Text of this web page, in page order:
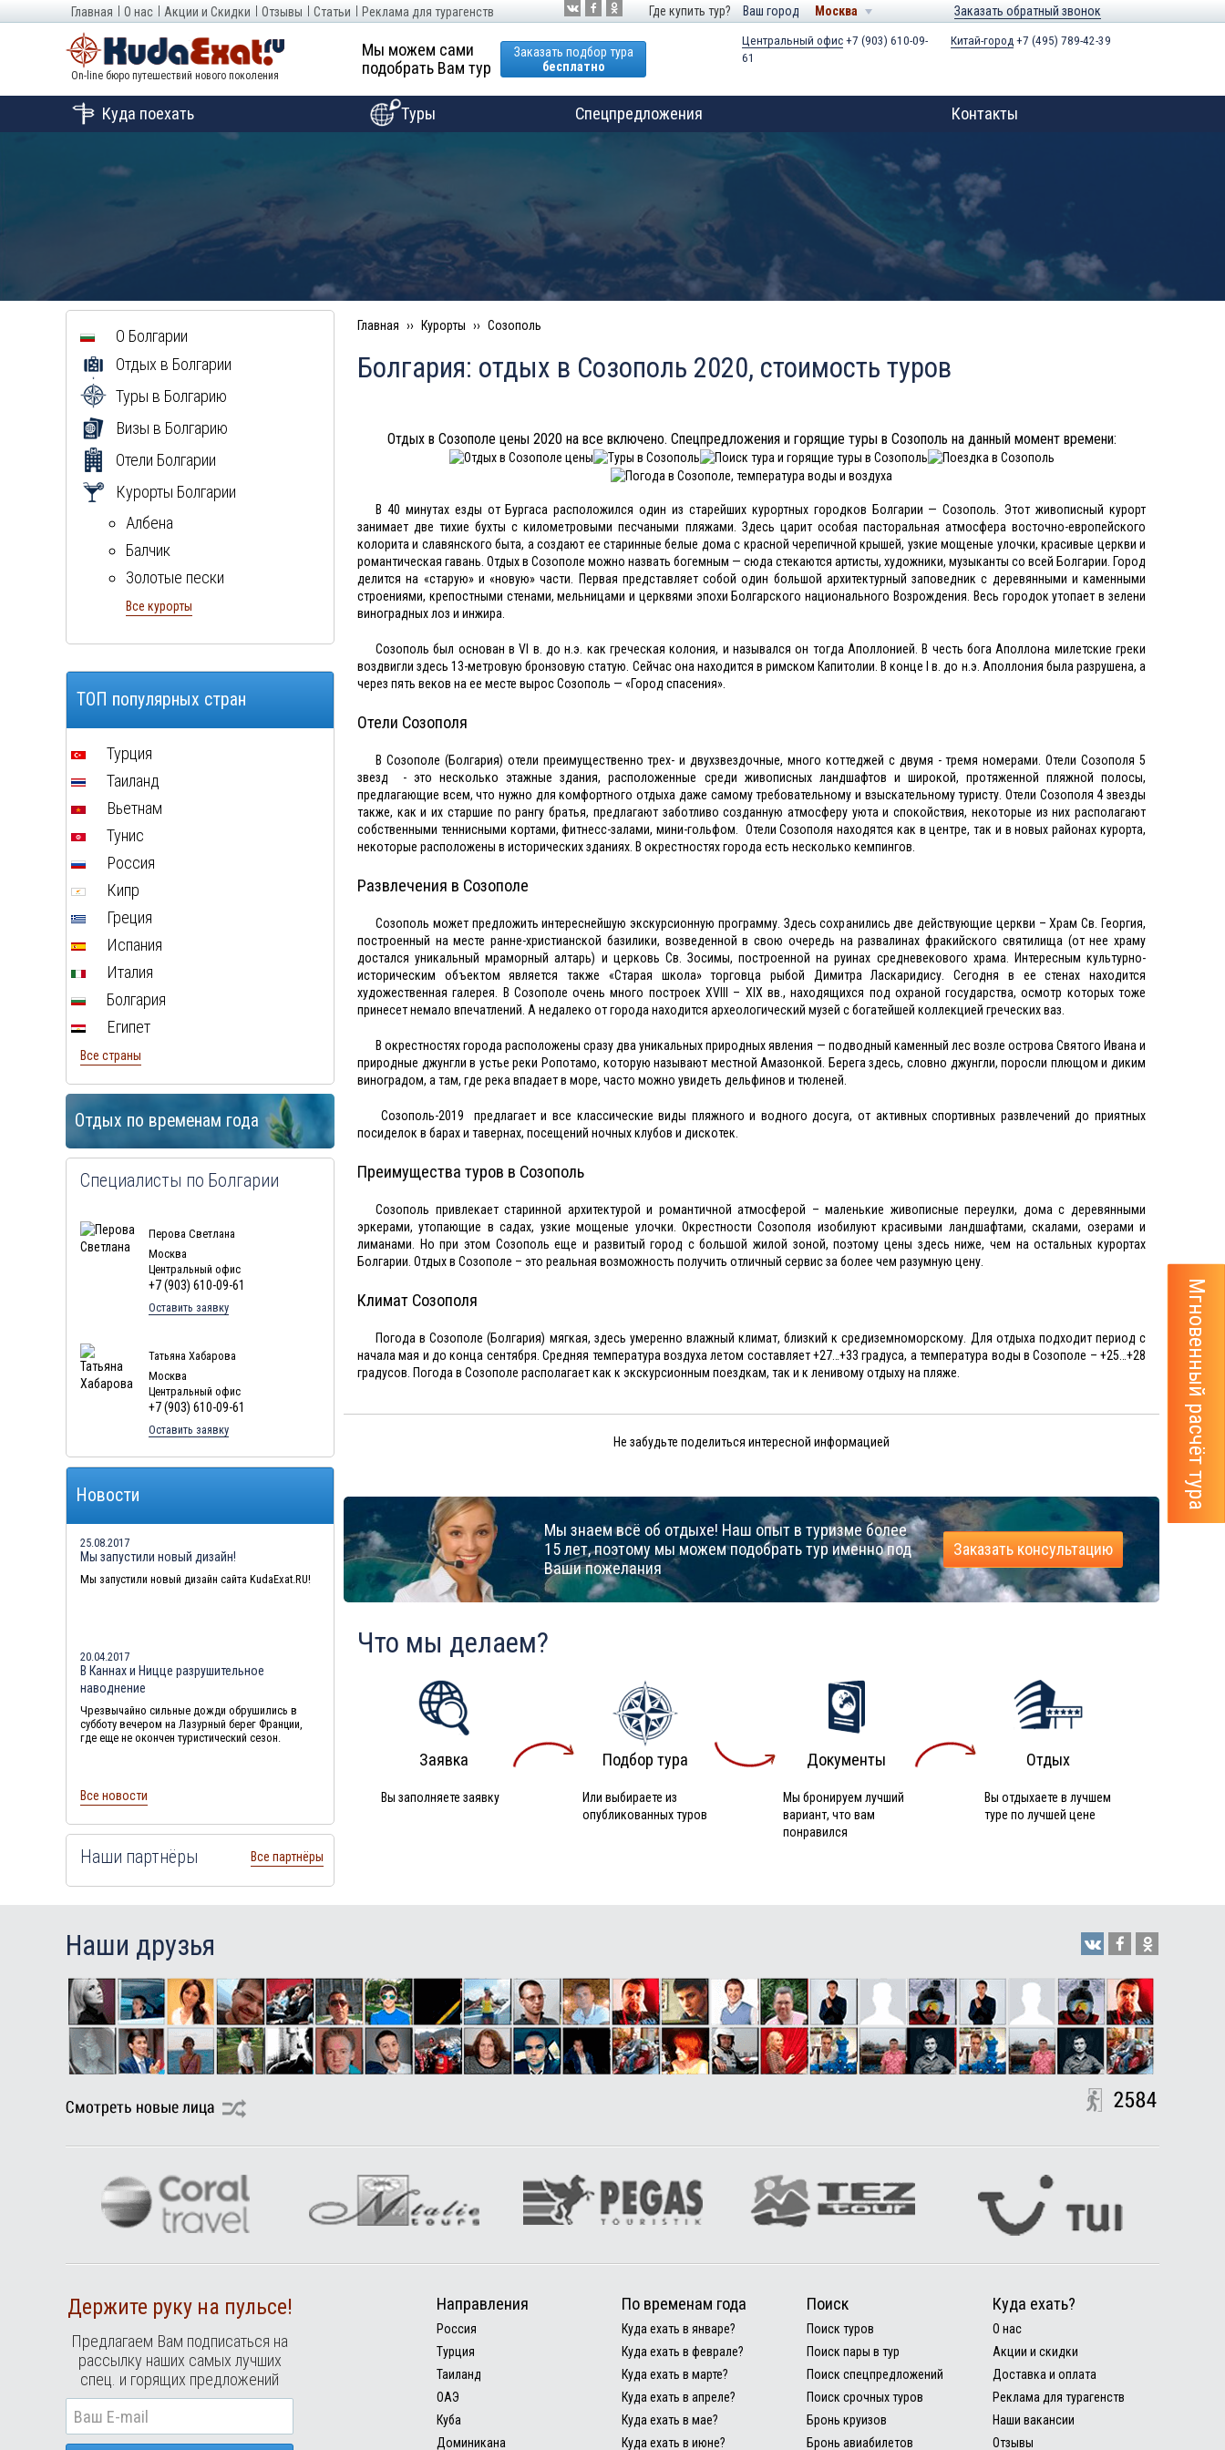
Мгновенный расчёт тура
Главная О нас Акции и Скидки Отзывы Статьи Реклама для турагенств Где купить тур? Ваш город Москва Заказать обратный звонок
On-line бюро путешествий нового поколения
Мы можем сами
подобрать Вам тур
Заказать подбор тура
бесплатно
Центральный офис+7 (903) 610-09-
61
Китай-город+7 (495) 789-42-39
Куда поехать Туры Спецпредложения Контакты
Главная Курорты Созополь
Болгария: отдых в Созополь 2020, стоимость туров
Отдых в Созополе цены 2020 на все включено. Спецпредложения и горящие туры в Созополь на данный момент времени:
В 40 минутах езды от Бургаса расположился один из старейших курортных городков Болгарии — Созополь. Этот живописный курорт
занимает две тихие бухты с километровыми песчаными пляжами. Здесь царит особая пасторальная атмосфера восточно-европейского
колорита и славянского быта, а создают ее старинные белые дома с красной черепичной крышей, узкие мощеные улочки, красивые церкви и
романтическая гавань. Отдых в Созополе можно назвать богемным — сюда стекаются артисты, художники, музыканты со всей Болгарии. Город
делится на «старую» и «новую» части. Первая представляет собой один большой архитектурный заповедник с деревянными и каменными
строениями, крепостными стенами, мельницами и церквями эпохи Болгарского национального Возрождения. Весь городок утопает в зелени
виноградных лоз и инжира.
Созополь был основан в VI в. до н.э. как греческая колония, и назывался он тогда Аполлонией. В честь бога Аполлона милетские греки
воздвигли здесь 13-метровую бронзовую статую. Сейчас она находится в римском Капитолии. В конце I в. до н.э. Аполлония была разрушена, а
через пять веков на ее месте вырос Созополь — «Город спасения».
Отели Созополя
В Созополе (Болгария) отели преимущественно трех- и двухзвездочные, много коттеджей с двумя - тремя номерами. Отели Созополя 5
звезд - это несколько этажные здания, расположенные среди живописных ландшафтов и широкой, протяженной пляжной полосы,
предлагающие всем, что нужно для комфортного отдыха даже самому требовательному и взыскательному туристу. Отели Созополя 4 звезды
также, как и их старшие по рангу братья, предлагают заботливо созданную атмосферу уюта и спокойствия, некоторые из них располагают
собственными теннисными кортами, фитнесс-залами, мини-гольфом. Отели Созополя находятся как в центре, так и в новых районах курорта,
некоторые расположены в исторических зданиях. В окрестностях города есть несколько кемпингов.
Развлечения в Созополе
Созополь может предложить интереснейшую экскурсионную программу. Здесь сохранились две действующие церкви – Храм Св. Георгия,
построенный на месте ранне-христианской базилики, возведенной в свою очередь на развалинах фракийского святилища (от нее храму
достался уникальный мраморный алтарь) и церковь Св. Зосимы, построенной на руинах средневекового храма. Интересным культурно-
историческим объектом является также «Старая школа» торговца рыбой Димитра Ласкаридису. Сегодня в ее стенах находится
художественная галерея. В Созополе очень много построек XVIII – XIX вв., находящихся под охраной государства, осмотр которых тоже
принесет немало впечатлений. А недалеко от города находится археологический музей с богатейшей коллекцией греческих ваз.
В окрестностях города расположены сразу два уникальных природных явления — подводный каменный лес возле острова Святого Ивана и
природные джунгли в устье реки Ропотамо, которую называют местной Амазонкой. Берега здесь, словно джунгли, поросли плющом и диким
виноградом, а там, где река впадает в море, часто можно увидеть дельфинов и тюленей.
Созополь-2019 предлагает и все классические виды пляжного и водного досуга, от активных спортивных развлечений до приятных
посиделок в барах и тавернах, посещений ночных клубов и дискотек.
Преимущества туров в Созополь
Созополь привлекает старинной архитектурой и романтичной атмосферой – маленькие живописные переулки, дома с деревянными
эркерами, утопающие в садах, узкие мощеные улочки. Окрестности Созополя изобилуют красивыми ландшафтами, скалами, озерами и
лиманами. Но при этом Созополь еще и развитый город с большой жилой зоной, поэтому цены здесь ниже, чем на остальных курортах
Болгарии. Отдых в Созополе – это реальная возможность получить отличный сервис за более чем разумную цену.
Климат Созополя
Погода в Созополе (Болгария) мягкая, здесь умеренно влажный климат, близкий к средиземноморскому. Для отдыха подходит период с
начала мая и до конца сентября. Средняя температура воздуха летом составляет +27…+33 градуса, а температура воды в Созополе – +25…+28
градусов. Погода в Созополе располагает как к экскурсионным поездкам, так и к ленивому отдыху на пляже.
Не забудьте поделиться интересной информацией
Мы знаем всё об отдыхе! Наш опыт в туризме более
15 лет, поэтому мы можем подобрать тур именно под
Ваши пожелания
Заказать консультацию
Что мы делаем?
Заявка
Вы заполняете заявку
Подбор тура
Или выбираете из
опубликованных туров
Документы
Мы бронируем лучший
вариант, что вам
понравился
Отдых
Вы отдыхаете в лучшем
туре по лучшей цене
О Болгарии
Отдых в Болгарии
Туры в Болгарию
Визы в Болгарию
Отели Болгарии
Курорты Болгарии
Албена
Балчик
Золотые пески
Поморие
Все курорты
ТОП популярных стран
Турция
Таиланд
Вьетнам
Тунис
Россия
Кипр
Греция
Испания
Италия
Болгария
Египет
Все страны
Отдых по временам года
Специалисты по Болгарии
Перова Светлана
Москва
Центральный офис
+7 (903) 610-09-61
Оставить заявку
Татьяна Хабарова
Москва
Центральный офис
+7 (903) 610-09-61
Оставить заявку
Новости
25.08.2017
Мы запустили новый дизайн!
Мы запустили новый дизайн сайта KudaExat.RU!
20.04.2017
В Каннах и Ницце разрушительное
наводнение
Чрезвычайно сильные дожди обрушились в
субботу вечером на Лазурный берег Франции,
где еще не окончен туристический сезон.
Все новости
Наши партнёры Все партнёры
Наши друзья
Держите руку на пульсе!
Предлагаем Вам подписаться на
рассылку наших самых лучших
спец. и горящих предложений
Направления
Россия
Турция
Таиланд
ОАЭ
Куба
Доминикана
По временам года
Куда ехать в январе?
Куда ехать в феврале?
Куда ехать в марте?
Куда ехать в апреле?
Куда ехать в мае?
Куда ехать в июне?
Поиск
Поиск туров
Поиск пары в тур
Поиск спецпредложений
Поиск срочных туров
Бронь круизов
Бронь авиабилетов
Куда ехать?
О нас
Акции и скидки
Доставка и оплата
Реклама для турагенств
Наши вакансии
Отзывы